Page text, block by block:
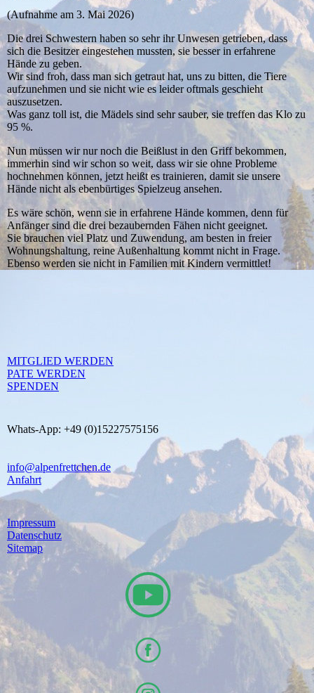
(Aufnahme am 3. Mai 2026)
Die drei Schwestern haben so sehr ihr Unwesen getrieben, dass
sich die Besitzer eingestehen mussten, sie besser in erfahrene
Hände zu geben.
Wir sind froh, dass man sich getraut hat, uns zu bitten, die Tiere
aufzunehmen und sie nicht wie es leider oftmals geschieht
auszusetzen.
Was ganz toll ist, die Mädels sind sehr sauber, sie treffen das Klo zu
95 %.
Nun müssen wir nur noch die Beißlust in den Griff bekommen,
immerhin sind wir schon so weit, dass wir sie ohne Probleme
hochnehmen können, jetzt heißt es trainieren, damit sie unsere
Hände nicht als ebenbürtiges Spielzeug ansehen.
Es wäre schön, wenn sie in erfahrene Hände kommen, denn für
Anfänger sind die drei bezaubernden Fähen nicht geeignet.
Sie brauchen viel Platz und Zuwendung, am besten in freier
Wohnungshaltung, reine Außenhaltung kommt nicht in Frage.
Ebenso werden sie nicht in Familien mit Kindern vermittlet!
MITGLIED WERDEN
PATE WERDEN
SPENDEN
Whats-App: +49 (0)15227575156
info@alpenfrettchen.de
Anfahrt
Impressum
Datenschutz
Sitemap